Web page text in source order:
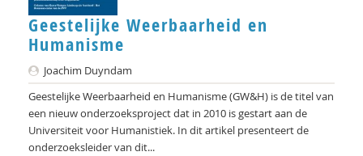
Frédéric Vandenberghe
Ton Vink
Paul Voestermans
Marjoleine Vosselman
Remi Vreugdenhil
Geestelijke Weerbaarheid en
Humanisme
Joachim Duyndam
Geestelijke Weerbaarheid en Humanisme (GW&H) is de titel van
een nieuw onderzoeksproject dat in 2010 is gestart aan de
Universiteit voor Humanistiek. In dit artikel presenteert de
onderzoeksleider van dit...